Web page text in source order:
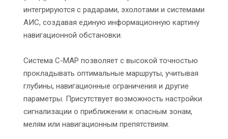
интегрируются с радарами, эхолотами и системами
АИС, создавая единую информационную картину
навигационной обстановки.
Система C-MAP позволяет с высокой точностью
прокладывать оптимальные маршруты, учитывая
глубины, навигационные ограничения и другие
параметры. Присутствует возможность настройки
сигнализации о приближении к опасным зонам,
мелям или навигационным препятствиям.